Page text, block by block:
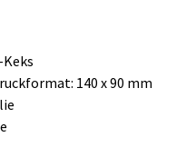
140 x 90 mm